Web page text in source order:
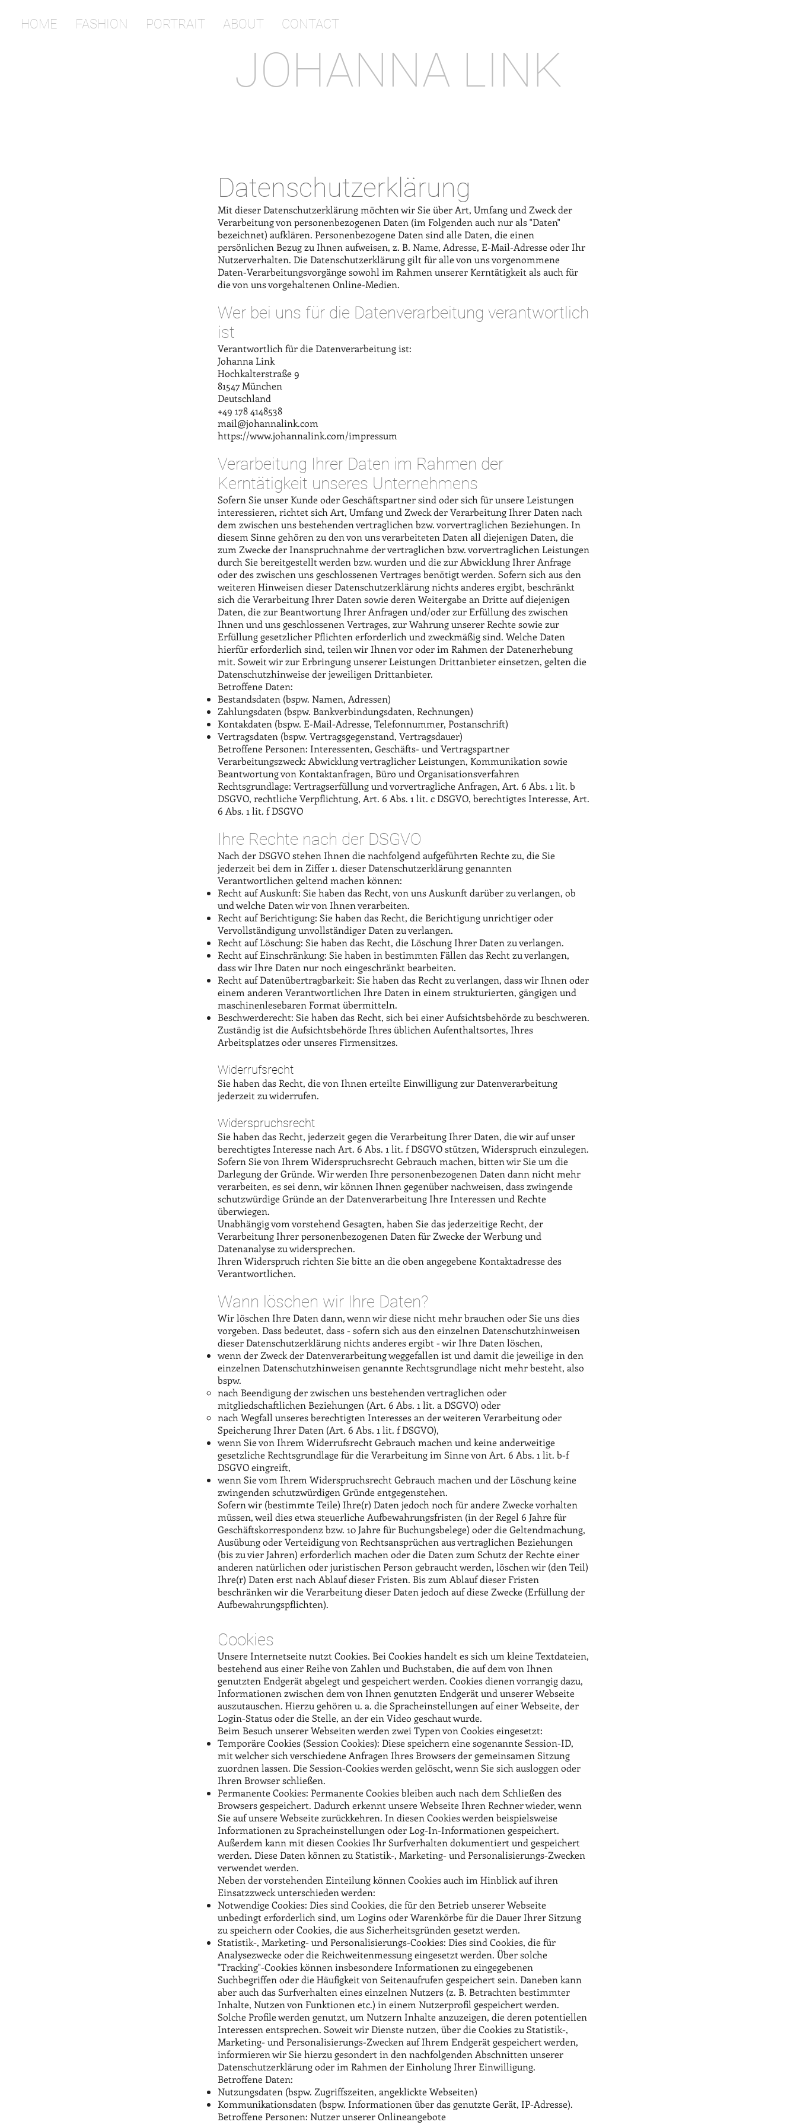
HOME FASHION PORTRAIT ABOUT CONTACT
JOHANNA LINK
Datenschutzerklärung
Mit dieser Datenschutzerklärung möchten wir Sie über Art, Umfang und Zweck der
Verarbeitung von personenbezogenen Daten (im Folgenden auch nur als "Daten"
bezeichnet) aufklären. Personenbezogene Daten sind alle Daten, die einen
persönlichen Bezug zu Ihnen aufweisen, z. B. Name, Adresse, E-Mail-Adresse oder Ihr
Nutzerverhalten. Die Datenschutzerklärung gilt für alle von uns vorgenommene
Daten-Verarbeitungsvorgänge sowohl im Rahmen unserer Kerntätigkeit als auch für
die von uns vorgehaltenen Online-Medien.
Wer bei uns für die Datenverarbeitung verantwortlich
ist
Verantwortlich für die Datenverarbeitung ist:
Johanna Link
Hochkalterstraße 9
81547 München
Deutschland
+49 178 4148538
mail@johannalink.com
https://www.johannalink.com/impressum
Verarbeitung Ihrer Daten im Rahmen der
Kerntätigkeit unseres Unternehmens
Sofern Sie unser Kunde oder Geschäftspartner sind oder sich für unsere Leistungen
interessieren, richtet sich Art, Umfang und Zweck der Verarbeitung Ihrer Daten nach
dem zwischen uns bestehenden vertraglichen bzw. vorvertraglichen Beziehungen. In
diesem Sinne gehören zu den von uns verarbeiteten Daten all diejenigen Daten, die
zum Zwecke der Inanspruchnahme der vertraglichen bzw. vorvertraglichen Leistungen
durch Sie bereitgestellt werden bzw. wurden und die zur Abwicklung Ihrer Anfrage
oder des zwischen uns geschlossenen Vertrages benötigt werden. Sofern sich aus den
weiteren Hinweisen dieser Datenschutzerklärung nichts anderes ergibt, beschränkt
sich die Verarbeitung Ihrer Daten sowie deren Weitergabe an Dritte auf diejenigen
Daten, die zur Beantwortung Ihrer Anfragen und/oder zur Erfüllung des zwischen
Ihnen und uns geschlossenen Vertrages, zur Wahrung unserer Rechte sowie zur
Erfüllung gesetzlicher Pflichten erforderlich und zweckmäßig sind. Welche Daten
hierfür erforderlich sind, teilen wir Ihnen vor oder im Rahmen der Datenerhebung
mit. Soweit wir zur Erbringung unserer Leistungen Drittanbieter einsetzen, gelten die
Datenschutzhinweise der jeweiligen Drittanbieter.
Betroffene Daten:
Bestandsdaten (bspw. Namen, Adressen)
Zahlungsdaten (bspw. Bankverbindungsdaten, Rechnungen)
Kontakdaten (bspw. E-Mail-Adresse, Telefonnummer, Postanschrift)
Vertragsdaten (bspw. Vertragsgegenstand, Vertragsdauer)
Betroffene Personen: Interessenten, Geschäfts- und Vertragspartner
Verarbeitungszweck: Abwicklung vertraglicher Leistungen, Kommunikation sowie
Beantwortung von Kontaktanfragen, Büro und Organisationsverfahren
Rechtsgrundlage: Vertragserfüllung und vorvertragliche Anfragen, Art. 6 Abs. 1 lit. b
DSGVO, rechtliche Verpflichtung, Art. 6 Abs. 1 lit. c DSGVO, berechtigtes Interesse, Art.
6 Abs. 1 lit. f DSGVO
Ihre Rechte nach der DSGVO
Nach der DSGVO stehen Ihnen die nachfolgend aufgeführten Rechte zu, die Sie
jederzeit bei dem in Ziffer 1. dieser Datenschutzerklärung genannten
Verantwortlichen geltend machen können:
Recht auf Auskunft: Sie haben das Recht, von uns Auskunft darüber zu verlangen, ob
und welche Daten wir von Ihnen verarbeiten.
Recht auf Berichtigung: Sie haben das Recht, die Berichtigung unrichtiger oder
Vervollständigung unvollständiger Daten zu verlangen.
Recht auf Löschung: Sie haben das Recht, die Löschung Ihrer Daten zu verlangen.
Recht auf Einschränkung: Sie haben in bestimmten Fällen das Recht zu verlangen,
dass wir Ihre Daten nur noch eingeschränkt bearbeiten.
Recht auf Datenübertragbarkeit: Sie haben das Recht zu verlangen, dass wir Ihnen oder
einem anderen Verantwortlichen Ihre Daten in einem strukturierten, gängigen und
maschinenlesebaren Format übermitteln.
Beschwerderecht: Sie haben das Recht, sich bei einer Aufsichtsbehörde zu beschweren.
Zuständig ist die Aufsichtsbehörde Ihres üblichen Aufenthaltsortes, Ihres
Arbeitsplatzes oder unseres Firmensitzes.
Widerrufsrecht
Sie haben das Recht, die von Ihnen erteilte Einwilligung zur Datenverarbeitung
jederzeit zu widerrufen.
Widerspruchsrecht
Sie haben das Recht, jederzeit gegen die Verarbeitung Ihrer Daten, die wir auf unser
berechtigtes Interesse nach Art. 6 Abs. 1 lit. f DSGVO stützen, Widerspruch einzulegen.
Sofern Sie von Ihrem Widerspruchsrecht Gebrauch machen, bitten wir Sie um die
Darlegung der Gründe. Wir werden Ihre personenbezogenen Daten dann nicht mehr
verarbeiten, es sei denn, wir können Ihnen gegenüber nachweisen, dass zwingende
schutzwürdige Gründe an der Datenverarbeitung Ihre Interessen und Rechte
überwiegen.
Unabhängig vom vorstehend Gesagten, haben Sie das jederzeitige Recht, der
Verarbeitung Ihrer personenbezogenen Daten für Zwecke der Werbung und
Datenanalyse zu widersprechen.
Ihren Widerspruch richten Sie bitte an die oben angegebene Kontaktadresse des
Verantwortlichen.
Wann löschen wir Ihre Daten?
Wir löschen Ihre Daten dann, wenn wir diese nicht mehr brauchen oder Sie uns dies
vorgeben. Dass bedeutet, dass - sofern sich aus den einzelnen Datenschutzhinweisen
dieser Datenschutzerklärung nichts anderes ergibt - wir Ihre Daten löschen,
wenn der Zweck der Datenverarbeitung weggefallen ist und damit die jeweilige in den
einzelnen Datenschutzhinweisen genannte Rechtsgrundlage nicht mehr besteht, also
bspw.
nach Beendigung der zwischen uns bestehenden vertraglichen oder
mitgliedschaftlichen Beziehungen (Art. 6 Abs. 1 lit. a DSGVO) oder
nach Wegfall unseres berechtigten Interesses an der weiteren Verarbeitung oder
Speicherung Ihrer Daten (Art. 6 Abs. 1 lit. f DSGVO),
wenn Sie von Ihrem Widerrufsrecht Gebrauch machen und keine anderweitige
gesetzliche Rechtsgrundlage für die Verarbeitung im Sinne von Art. 6 Abs. 1 lit. b-f
DSGVO eingreift,
wenn Sie vom Ihrem Widerspruchsrecht Gebrauch machen und der Löschung keine
zwingenden schutzwürdigen Gründe entgegenstehen.
Sofern wir (bestimmte Teile) Ihre(r) Daten jedoch noch für andere Zwecke vorhalten
müssen, weil dies etwa steuerliche Aufbewahrungsfristen (in der Regel 6 Jahre für
Geschäftskorrespondenz bzw. 10 Jahre für Buchungsbelege) oder die Geltendmachung,
Ausübung oder Verteidigung von Rechtsansprüchen aus vertraglichen Beziehungen
(bis zu vier Jahren) erforderlich machen oder die Daten zum Schutz der Rechte einer
anderen natürlichen oder juristischen Person gebraucht werden, löschen wir (den Teil)
Ihre(r) Daten erst nach Ablauf dieser Fristen. Bis zum Ablauf dieser Fristen
beschränken wir die Verarbeitung dieser Daten jedoch auf diese Zwecke (Erfüllung der
Aufbewahrungspflichten).
Cookies
Unsere Internetseite nutzt Cookies. Bei Cookies handelt es sich um kleine Textdateien,
bestehend aus einer Reihe von Zahlen und Buchstaben, die auf dem von Ihnen
genutzten Endgerät abgelegt und gespeichert werden. Cookies dienen vorrangig dazu,
Informationen zwischen dem von Ihnen genutzten Endgerät und unserer Webseite
auszutauschen. Hierzu gehören u. a. die Spracheinstellungen auf einer Webseite, der
Login-Status oder die Stelle, an der ein Video geschaut wurde.
Beim Besuch unserer Webseiten werden zwei Typen von Cookies eingesetzt:
Temporäre Cookies (Session Cookies): Diese speichern eine sogenannte Session-ID,
mit welcher sich verschiedene Anfragen Ihres Browsers der gemeinsamen Sitzung
zuordnen lassen. Die Session-Cookies werden gelöscht, wenn Sie sich ausloggen oder
Ihren Browser schließen.
Permanente Cookies: Permanente Cookies bleiben auch nach dem Schließen des
Browsers gespeichert. Dadurch erkennt unsere Webseite Ihren Rechner wieder, wenn
Sie auf unsere Webseite zurückkehren. In diesen Cookies werden beispielsweise
Informationen zu Spracheinstellungen oder Log-In-Informationen gespeichert.
Außerdem kann mit diesen Cookies Ihr Surfverhalten dokumentiert und gespeichert
werden. Diese Daten können zu Statistik-, Marketing- und Personalisierungs-Zwecken
verwendet werden.
Neben der vorstehenden Einteilung können Cookies auch im Hinblick auf ihren
Einsatzzweck unterschieden werden:
Notwendige Cookies: Dies sind Cookies, die für den Betrieb unserer Webseite
unbedingt erforderlich sind, um Logins oder Warenkörbe für die Dauer Ihrer Sitzung
zu speichern oder Cookies, die aus Sicherheitsgründen gesetzt werden.
Statistik-, Marketing- und Personalisierungs-Cookies: Dies sind Cookies, die für
Analysezwecke oder die Reichweitenmessung eingesetzt werden. Über solche
"Tracking"-Cookies können insbesondere Informationen zu eingegebenen
Suchbegriffen oder die Häufigkeit von Seitenaufrufen gespeichert sein. Daneben kann
aber auch das Surfverhalten eines einzelnen Nutzers (z. B. Betrachten bestimmter
Inhalte, Nutzen von Funktionen etc.) in einem Nutzerprofil gespeichert werden.
Solche Profile werden genutzt, um Nutzern Inhalte anzuzeigen, die deren potentiellen
Interessen entsprechen. Soweit wir Dienste nutzen, über die Cookies zu Statistik-,
Marketing- und Personalisierungs-Zwecken auf Ihrem Endgerät gespeichert werden,
informieren wir Sie hierzu gesondert in den nachfolgenden Abschnitten unserer
Datenschutzerklärung oder im Rahmen der Einholung Ihrer Einwilligung.
Betroffene Daten:
Nutzungsdaten (bspw. Zugriffszeiten, angeklickte Webseiten)
Kommunikationsdaten (bspw. Informationen über das genutzte Gerät, IP-Adresse).
Betroffene Personen: Nutzer unserer Onlineangebote